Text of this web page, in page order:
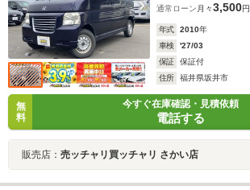
通常ローン 月々3,500円
年式 2010年
車検
'27/03
保証
保証付
住所
福井県坂井市
無
料
今すぐ在庫確認・見積依頼
電話する
販売店： 売ッチャリ買ッチャリ さかい店